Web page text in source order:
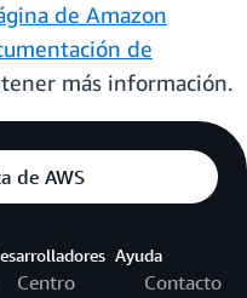
de Amazon
de
más información.
de AWS
Centro
Ayuda
Contacto